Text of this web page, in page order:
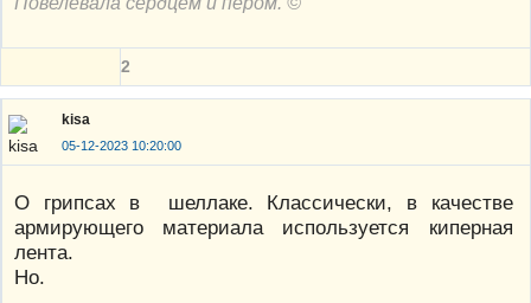
2
kisa
05-12-2023 10:20:00
О грипсах в шеллаке. Классически, в качестве
армирующего материала используется киперная
лента.
Но.